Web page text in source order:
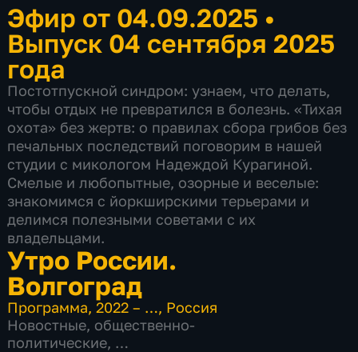
Эфир от 04.09.2025 •
Выпуск 04 сентября 2025
года
Постотпускной синдром: узнаем, что делать,
чтобы отдых не превратился в болезнь. «Тихая
охота» без жертв: о правилах сбора грибов без
печальных последствий поговорим в нашей
студии с микологом Надеждой Курагиной.
Смелые и любопытные, озорные и веселые:
знакомимся с йоркширскими терьерами и
делимся полезными советами с их
владельцами.
Утро России.
Волгоград
Программа,2022 – …, Россия
Новостные, общественно-
политические,